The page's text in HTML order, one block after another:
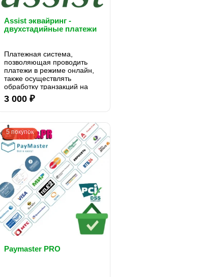
Assist эквайринг -
двухстадийные платежи
Платежная система,
позволяющая проводить
платежи в режиме онлайн,
также осуществлять
обработку транзакций на
территории России. Порядка
80% транзакций сети
3 000 ₽
5 покупок
Paymaster PRO